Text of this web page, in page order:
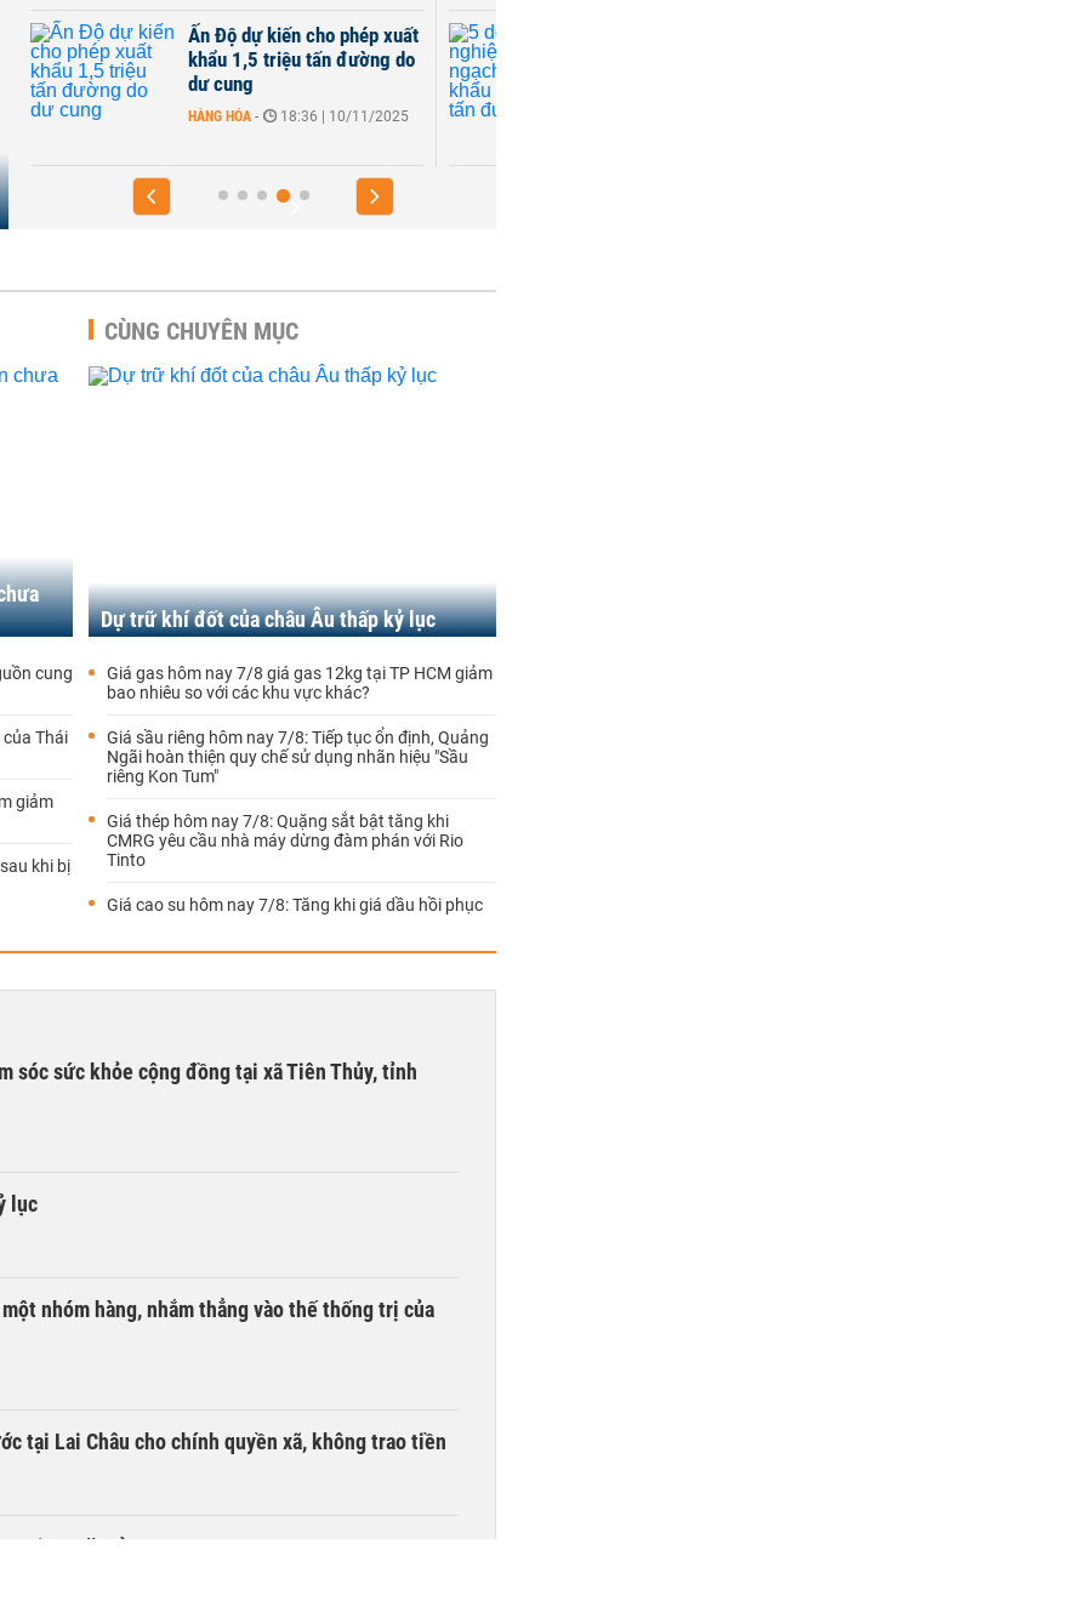
Ấn Độ dự kiến cho phép xuất
khẩu 1,5 triệu tấn đường do
dư cung
HÀNG HÓA - 18:36 | 10/11/2025
cung
của Thái
giảm
khi bị
CÙNG CHUYÊN MỤC
Dự trữ khí đốt của châu Âu thấp kỷ lục
Giá gas hôm nay 7/8 giá gas 12kg tại TP HCM giảm
bao nhiêu so với các khu vực khác?
Giá sầu riêng hôm nay 7/8: Tiếp tục ổn định, Quảng
Ngãi hoàn thiện quy chế sử dụng nhãn hiệu "Sầu
riêng Kon Tum"
Giá thép hôm nay 7/8: Quặng sắt bật tăng khi
CMRG yêu cầu nhà máy dừng đàm phán với Rio
Tinto
Giá cao su hôm nay 7/8: Tăng khi giá dầu hồi phục
sóc sức khỏe cộng đồng tại xã Tiên Thủy, tỉnh
lục
nhóm hàng, nhắm thẳng vào thế thống trị của
tại Lai Châu cho chính quyền xã, không trao tiền
tại 44 năm ở TP HCM